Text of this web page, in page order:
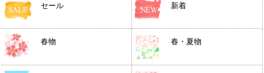
セール 新着
春物 春・夏物